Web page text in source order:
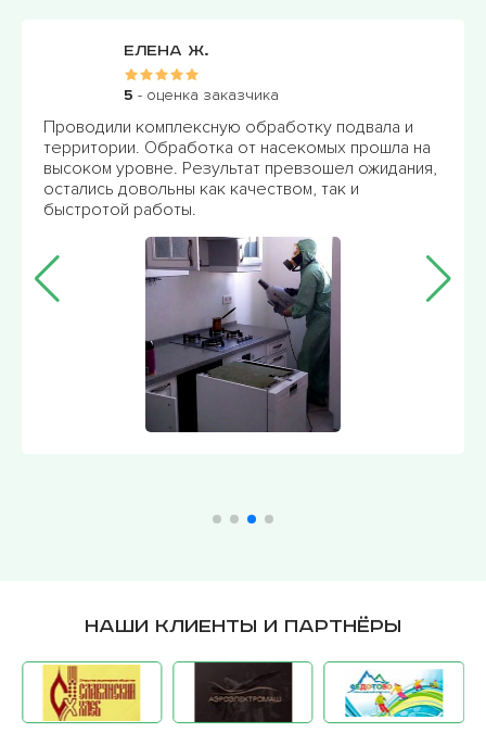
Елена Ж.
5 - оценка заказчика
Проводили комплексную обработку подвала и
территории. Обработка от насекомых прошла на
высоком уровне. Результат превзошел ожидания,
остались довольны как качеством, так и
быстротой работы.
Наши клиенты и партнёры